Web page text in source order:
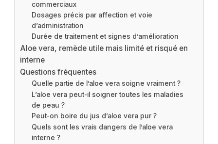
commerciaux
Dosages précis par affection et voie
d’administration
Durée de traitement et signes d’amélioration
Aloe vera, remède utile mais limité et risqué en
interne
Questions fréquentes
Quelle partie de l’aloe vera soigne vraiment ?
L’aloe vera peut-il soigner toutes les maladies
de peau ?
Peut-on boire du jus d’aloe vera pur ?
Quels sont les vrais dangers de l’aloe vera
interne ?